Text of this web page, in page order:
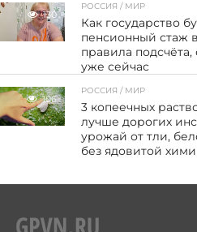
130
РОССИЯ / МИР
Как государство
пенсионный стаж
правила
уже сейчас
106
РОССИЯ / МИР
3 копеечных
лучше дорогих
урожай от тли,
без ядовитой